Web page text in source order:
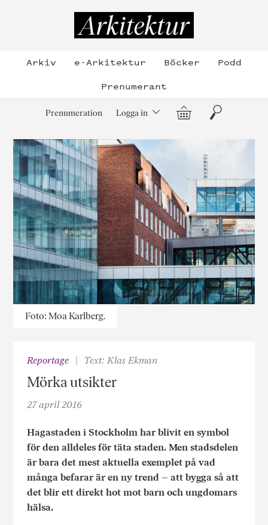
Arkiv e-Arkitektur Böcker
Podd
Prenumerant
Prenumeration Logga in Varukorg
Sök
Foto: Moa Karlberg.
Reportage Text: Klas Ekman
Mörka utsikter
27 april 2016
Hagastaden i Stockholm har blivit en symbol
för den alldeles för täta staden. Men stadsdelen
är bara det mest aktuella exemplet på vad
många befarar är en ny trend – att bygga så att
det blir ett direkt hot mot barn och ungdomars
hälsa.